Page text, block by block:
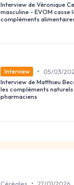
Interview de Véronique
masculine - EVOM casse
compléments
Interview •
05/03/
Interview de Matthieu
les compléments
pharmaciens
Céréales
27/01/2026